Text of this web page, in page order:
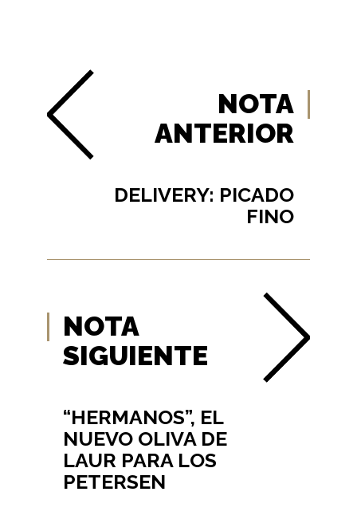
NOTA
ANTERIOR
DELIVERY: PICADO
FINO
NOTA
SIGUIENTE
“HERMANOS”, EL
NUEVO OLIVA DE
LAUR PARA LOS
PETERSEN